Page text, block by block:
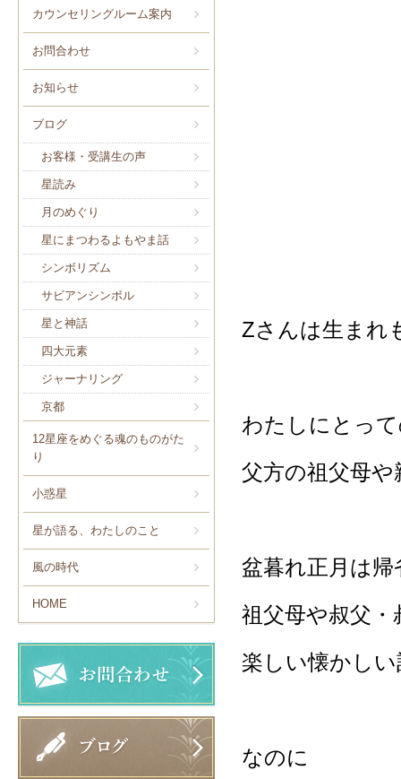
カウンセリングルーム案内
お問合わせ
お知らせ
ブログ
お客様・受講生の声
星読み
月のめぐり
星にまつわるよもやま話
シンボリズム
サビアンシンボル
星と神話
四大元素
ジャーナリング
京都
12星座をめぐる魂のものがた
り
小惑星
星が語る、わたしのこと
風の時代
HOME
Zさんは生まれ
わたしにとっ
父方の祖父母
盆暮れ正月は帰
祖父母や叔父
楽しい懐かし
なのに